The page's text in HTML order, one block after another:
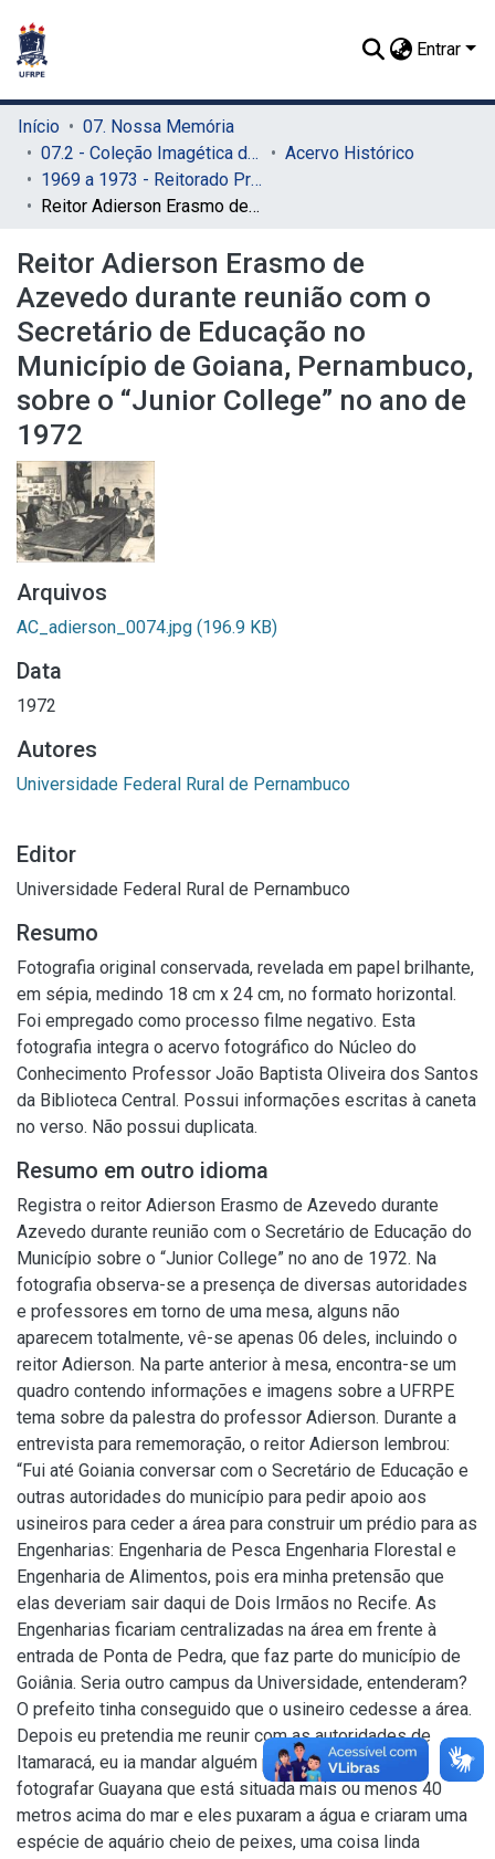
Entrar
Início
07. Nossa Memória
07.2 - Coleção Imagética do SIB
Acervo Histórico
1969 a 1973 - Reitorado Prof. Adierson Erasmo de Azevedo
Reitor Adierson Erasmo de Azevedo durante reunião com o Secretário de Educação no Município de Goiana, Pernambuco, sobre o “Junior College” no ano de 1972
Reitor Adierson Erasmo de
Azevedo durante reunião com o
Secretário de Educação no
Município de Goiana, Pernambuco,
sobre o “Junior College” no ano de
1972
Arquivos
AC_adierson_0074.jpg (196.9 KB)
Data
1972
Autores
Universidade Federal Rural de Pernambuco
Editor
Universidade Federal Rural de Pernambuco
Resumo
Fotografia original conservada, revelada em papel brilhante,
em sépia, medindo 18 cm x 24 cm, no formato horizontal.
Foi empregado como processo filme negativo. Esta
fotografia integra o acervo fotográfico do Núcleo do
Conhecimento Professor João Baptista Oliveira dos Santos
da Biblioteca Central. Possui informações escritas à caneta
no verso. Não possui duplicata.
Resumo em outro idioma
Registra o reitor Adierson Erasmo de Azevedo durante
Azevedo durante reunião com o Secretário de Educação do
Município sobre o “Junior College” no ano de 1972. Na
fotografia observa-se a presença de diversas autoridades
e professores em torno de uma mesa, alguns não
aparecem totalmente, vê-se apenas 06 deles, incluindo o
reitor Adierson. Na parte anterior à mesa, encontra-se um
quadro contendo informações e imagens sobre a UFRPE
tema sobre da palestra do professor Adierson. Durante a
entrevista para rememoração, o reitor Adierson lembrou:
“Fui até Goiania conversar com o Secretário de Educação e
outras autoridades do município para pedir apoio aos
usineiros para ceder a área para construir um prédio para as
Engenharias: Engenharia de Pesca Engenharia Florestal e
Engenharia de Alimentos, pois era minha pretensão que
elas deveriam sair daqui de Dois Irmãos no Recife. As
Engenharias ficariam centralizadas na área em frente à
entrada de Ponta de Pedra, que faz parte do município de
Goiânia. Seria outro campus da Universidade, entenderam?
O prefeito tinha conseguido que o usineiro cedesse a área.
Depois eu pretendia me reunir com as autoridades de
Itamaracá, eu ia mandar alguém para o México para
fotografar Guayana que está situada mais ou menos 40
metros acima do mar e eles puxaram a água e criaram uma
espécie de aquário cheio de peixes, uma coisa linda